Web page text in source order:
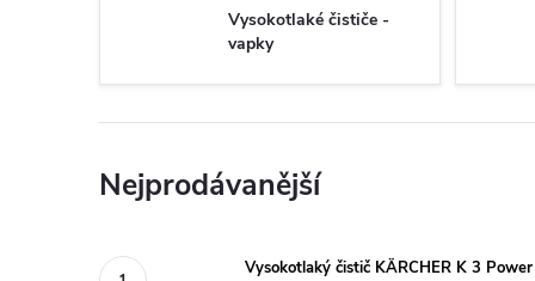
Vysokotlaké čističe -
vapky
Nejprodávanější
Vysokotlaký čistič KÄRCHER K 3